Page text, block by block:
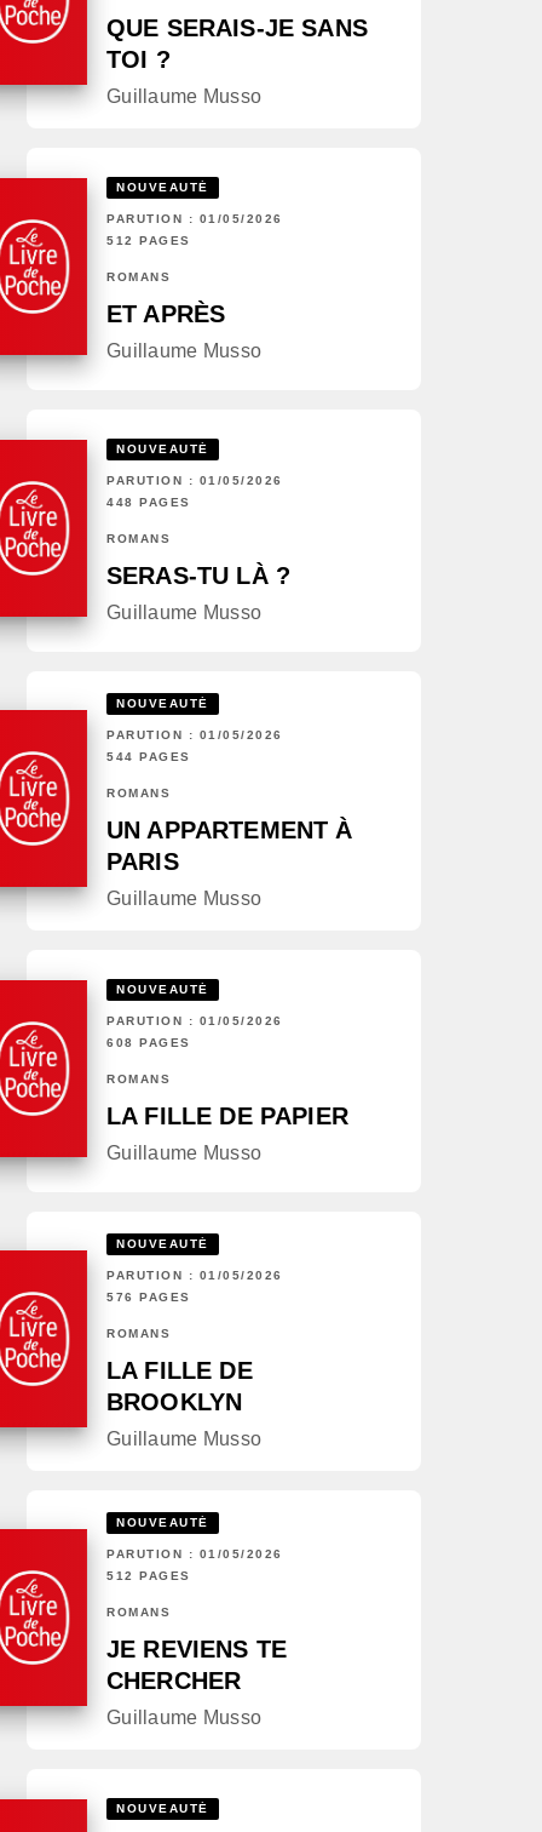
QUE SERAIS-JE SANS
TOI ?
Guillaume Musso
NOUVEAUTÉ
PARUTION : 01/05/2026
512 PAGES
ROMANS
ET APRÈS
Guillaume Musso
NOUVEAUTÉ
PARUTION : 01/05/2026
448 PAGES
ROMANS
SERAS-TU LÀ ?
Guillaume Musso
NOUVEAUTÉ
PARUTION : 01/05/2026
544 PAGES
ROMANS
UN APPARTEMENT À
PARIS
Guillaume Musso
NOUVEAUTÉ
PARUTION : 01/05/2026
608 PAGES
ROMANS
LA FILLE DE PAPIER
Guillaume Musso
NOUVEAUTÉ
PARUTION : 01/05/2026
576 PAGES
ROMANS
LA FILLE DE
BROOKLYN
Guillaume Musso
NOUVEAUTÉ
PARUTION : 01/05/2026
512 PAGES
ROMANS
JE REVIENS TE
CHERCHER
Guillaume Musso
NOUVEAUTÉ